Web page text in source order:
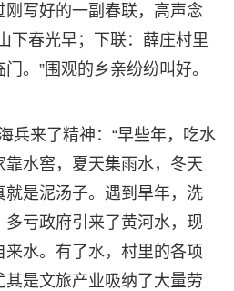
写好的一副春联，高声念
下春光早；下联：薛庄村里
。”围观的乡亲纷纷叫好。
兵来了精神：“早些年，吃水
水窖，夏天集雨水，冬天
是泥汤子。遇到旱年，洗
亏政府引来了黄河水，现
水。有了水，村里的各项
是文旅产业吸纳了大量劳